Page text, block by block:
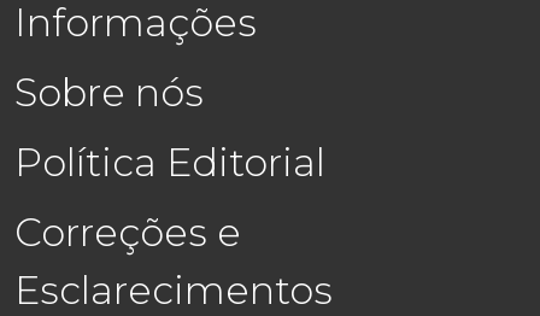
Informações
Sobre nós
Política Editorial
Correções e
Esclarecimentos